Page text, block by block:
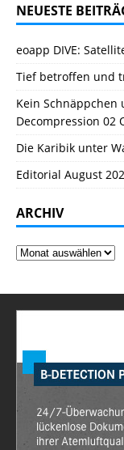
NEUESTE
eoapp DIVE:
Tief betroffen und
Kein
Decompression 02
Die Karibik unter
Editorial August
ARCHIV